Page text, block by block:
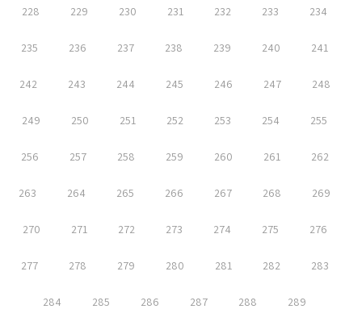
228 229 230 231 232 233 234
235 236 237 238 239 240 241
242 243 244 245 246 247 248
249 250 251 252 253 254 255
256 257 258 259 260 261 262
263 264 265 266 267 268 269
270 271 272 273 274 275 276
277 278 279 280 281 282 283
284 285 286 287 288 289